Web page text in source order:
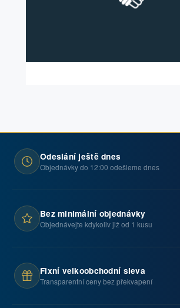
Odeslání ještě dnes
Objednávky do 12:00 odešleme dnes
Bez minimální objednávky
Objednávejte kdykoliv již od 1 kusu
Fixní velkoobchodní sleva
Transparentní ceny bez překvapení